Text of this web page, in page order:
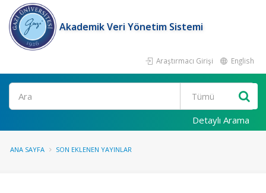
Akademik Veri Yönetim Sistemi
Araştırmacı Girişi English
Ara
Detaylı Arama
ANA SAYFA SON EKLENEN YAYINLAR